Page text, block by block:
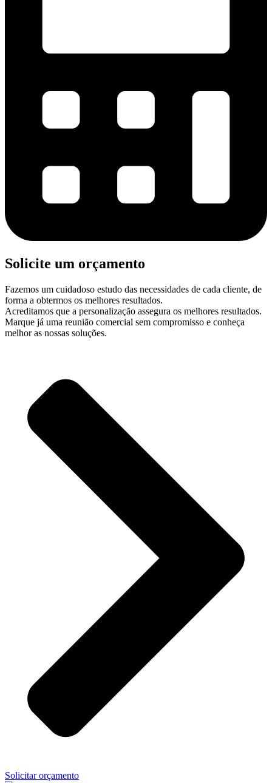
Solicite um orçamento
Fazemos um cuidadoso estudo das necessidades de cada cliente, de
forma a obtermos os melhores resultados.
Acreditamos que a personalização assegura os melhores resultados.
Marque já uma reunião comercial sem compromisso e conheça
melhor as nossas soluções.
Solicitar orçamento